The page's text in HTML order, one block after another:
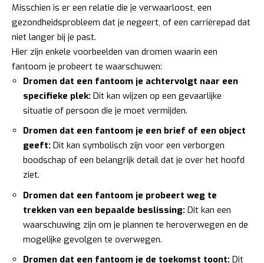
Misschien is er een relatie die je verwaarloost, een
gezondheidsprobleem dat je negeert, of een carrièrepad dat
niet langer bij je past.
Hier zijn enkele voorbeelden van dromen waarin een
fantoom je probeert te waarschuwen:
Dromen dat een fantoom je achtervolgt naar een
specifieke plek: Dit kan wijzen op een gevaarlijke
situatie of persoon die je moet vermijden.
Dromen dat een fantoom je een brief of een object
geeft: Dit kan symbolisch zijn voor een verborgen
boodschap of een belangrijk detail dat je over het hoofd
ziet.
Dromen dat een fantoom je probeert weg te
trekken van een bepaalde beslissing: Dit kan een
waarschuwing zijn om je plannen te heroverwegen en de
mogelijke gevolgen te overwegen.
Dromen dat een fantoom je de toekomst toont: Dit